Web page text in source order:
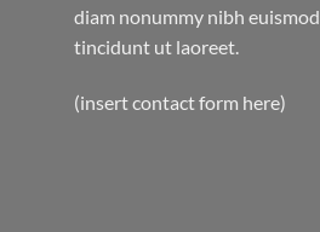
diam nonummy nibh euismod
tincidunt ut laoreet.
(insert contact form here)